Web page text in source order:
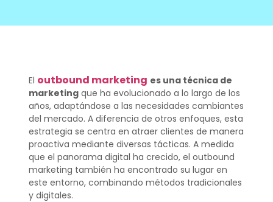
El outbound marketing es una técnica de
marketingque ha evolucionado a lo largo de los
años, adaptándose a las necesidades cambiantes
del mercado. A diferencia de otros enfoques, esta
estrategia se centra en atraer clientes de manera
proactiva mediante diversas tácticas. A medida
que el panorama digital ha crecido, el outbound
marketing también ha encontrado su lugar en
este entorno, combinando métodos tradicionales
y digitales.